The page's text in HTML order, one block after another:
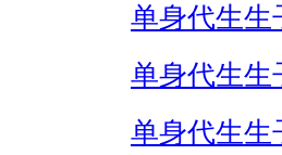
单身代生生
单身代生生
单身代生生